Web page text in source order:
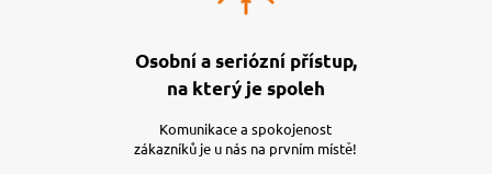
Osobní a seriózní přístup,
na který je spoleh
Komunikace a spokojenost
zákazníků je u nás na prvním místě!